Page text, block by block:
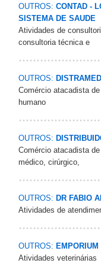
OUTROS: CONTAD -
SISTEMA DE SAUDE
Atividades de
consultoria técnica e
OUTROS: DISTRAMED
Comércio atacadista
humano
OUTROS:
Comércio atacadista
médico, cirúrgico,
OUTROS: DR FABIO
Atividades de
OUTROS:
Atividades veterinárias